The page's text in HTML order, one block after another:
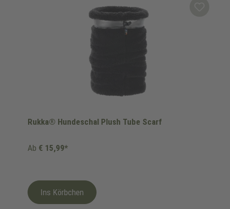
Rukka® Hundeschal Plush Tube Scarf
Ab € 15,99*
Ins Körbchen